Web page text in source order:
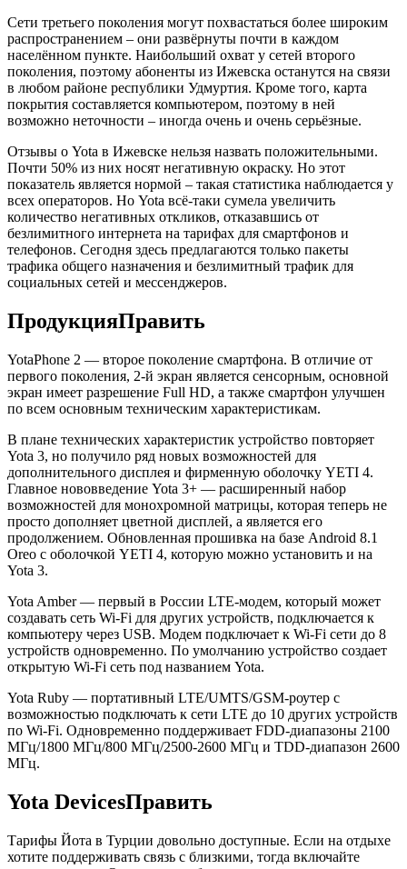
Сети третьего поколения могут похвастаться более широким
распространением – они развёрнуты почти в каждом
населённом пункте. Наибольший охват у сетей второго
поколения, поэтому абоненты из Ижевска останутся на связи
в любом районе республики Удмуртия. Кроме того, карта
покрытия составляется компьютером, поэтому в ней
возможно неточности – иногда очень и очень серьёзные.
Отзывы о Yota в Ижевске нельзя назвать положительными.
Почти 50% из них носят негативную окраску. Но этот
показатель является нормой – такая статистика наблюдается у
всех операторов. Но Yota всё-таки сумела увеличить
количество негативных откликов, отказавшись от
безлимитного интернета на тарифах для смартфонов и
телефонов. Сегодня здесь предлагаются только пакеты
трафика общего назначения и безлимитный трафик для
социальных сетей и мессенджеров.
ПродукцияПравить
YotaPhone 2 — второе поколение смартфона. В отличие от
первого поколения, 2-й экран является сенсорным, основной
экран имеет разрешение Full HD, а также смартфон улучшен
по всем основным техническим характеристикам.
В плане технических характеристик устройство повторяет
Yota 3, но получило ряд новых возможностей для
дополнительного дисплея и фирменную оболочку YETI 4.
Главное нововведение Yota 3+ — расширенный набор
возможностей для монохромной матрицы, которая теперь не
просто дополняет цветной дисплей, а является его
продолжением. Обновленная прошивка на базе Android 8.1
Oreo с оболочкой YETI 4, которую можно установить и на
Yota 3.
Yota Amber — первый в России LTE-модем, который может
создавать сеть Wi-Fi для других устройств, подключается к
компьютеру через USB. Модем подключает к Wi-Fi сети до 8
устройств одновременно. По умолчанию устройство создает
открытую Wi-Fi сеть под названием Yota.
Yota Ruby — портативный LTE/UMTS/GSM-роутер с
возможностью подключать к сети LTE до 10 других устройств
по Wi-Fi. Одновременно поддерживает FDD-диапазоны 2100
МГц/1800 МГц/800 МГц/2500-2600 МГц и TDD-диапазон 2600
МГц.
Yota DevicesПравить
Тарифы Йота в Турции довольно доступные. Если на отдыхе
хотите поддерживать связь с близкими, тогда включайте